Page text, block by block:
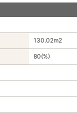
130.02m2
80(%)